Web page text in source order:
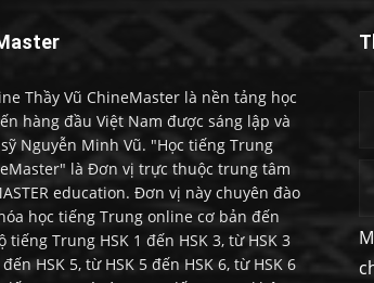
Thầy Vũ ChineMaster là nền tảng học
hàng đầu Việt Nam được sáng lập và
Nguyễn Minh Vũ. "Học tiếng Trung
là Đơn vị trực thuộc trung tâm
education. Đơn vị này chuyên đào
học tiếng Trung online cơ bản đến
Trung HSK 1 đến HSK 3, từ HSK 3
HSK 5, từ HSK 5 đến HSK 6, từ HSK 6